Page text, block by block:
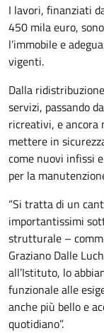
I lavori, finanziati
450 mila euro,
l’immobile e
vigenti.
Dalla
servizi, passando
ricreativi, e
mettere in
come nuovi infissi
per la
“Si tratta di un
importantissimi
strutturale –
Graziano Dalle
all’Istituto, lo
funzionale alle
anche più bello e
quotidiano”.